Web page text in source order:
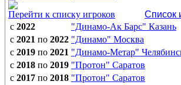
Перейти к списку игроков
Список
с 2022 "Динамо-Ак Барс" Казань
с 2021 по 2022 "Динамо" Москва
с 2019 по 2021 "Динамо-Метар"
с 2018 по 2019 "Протон" Саратов
с 2017 по 2018 "Протон" Саратов